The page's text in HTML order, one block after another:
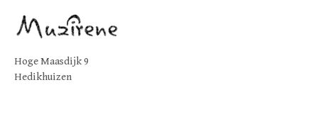
Hoge Maasdijk 9
Hedikhuizen